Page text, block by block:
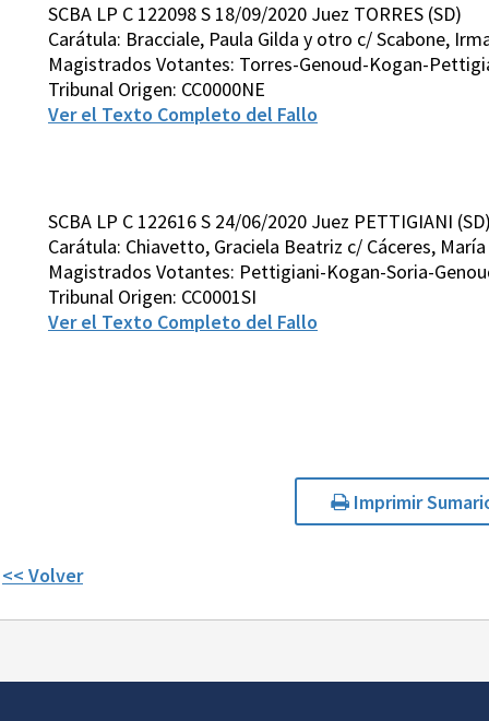
SCBA LP C 122098 S 18/09/2020 Juez TORRES (SD)
Carátula: Bracciale, Paula Gilda y otro c/ Scabone,
Magistrados Votantes: Torres-Genoud-Kogan-
Tribunal Origen: CC0000NE
Ver el Texto Completo del Fallo
SCBA LP C 122616 S 24/06/2020 Juez PETTIGIANI
Carátula: Chiavetto, Graciela Beatriz c/ Cáceres,
Magistrados Votantes: Pettigiani-Kogan-Soria-
Tribunal Origen: CC0001SI
Ver el Texto Completo del Fallo
Imprimir
<< Volver